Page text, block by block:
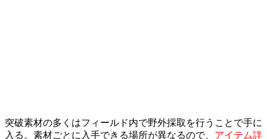
突破素材の多くはフィールド内で野外採取を行うことで手に
入る。素材ごとに入手できる場所が異なるので、 アイテム詳